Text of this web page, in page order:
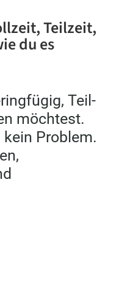
Teilzeit,
du es
Teil-
möchtest.
kein Problem.